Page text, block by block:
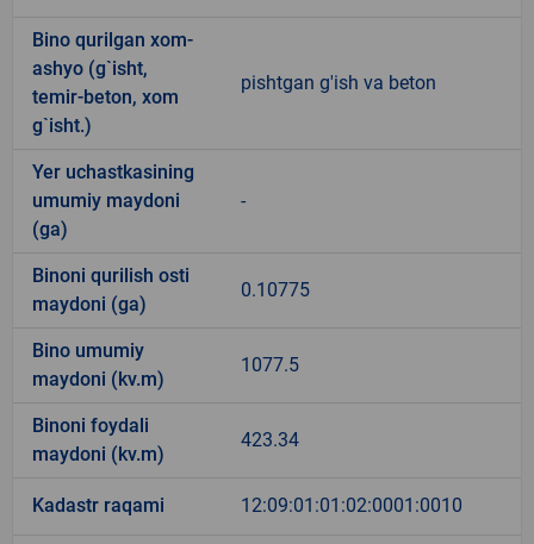
Bino qurilgan xom-
ashyo (g`isht,
temir-beton, xom
g`isht.)
pishtgan g'ish va beton
Yer uchastkasining
umumiy maydoni
(ga)
-
Binoni qurilish osti
maydoni (ga)
0.10775
Bino umumiy
maydoni (kv.m)
1077.5
Binoni foydali
maydoni (kv.m)
423.34
Kadastr raqami 12:09:01:01:02:0001:0010